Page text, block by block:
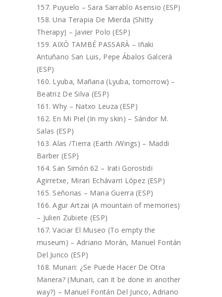
Puyuelo – Sara Sarrablo Asensio (ESP)
Una Terapia De Mierda (Shitty
Therapy) – Javier Polo (ESP)
AIXÒ TAMBÉ PASSARÀ – Iñaki
Antuñano San Luis, Pepe Ábalos Galcerá
(ESP)
Lyuba, Mañana (Lyuba, tomorrow) –
Beatriz De Silva (ESP)
Why – Natxo Leuza (ESP)
En Mi Piel (In my skin) – Sándor M.
Salas (ESP)
Alas /Tierra (Earth /Wings) – Maddi
Barber (ESP)
San Simón 62 – Irati Gorostidi
Agirretxe, Mirari Echávarri López (ESP)
Señorias – Maria Guerra (ESP)
Agur Artzai (A mountain of memories)
– Julien Zubiete (ESP)
Vaciar El Museo (To empty the
museum) – Adriano Morán, Manuel Fontán
Del Junco (ESP)
Munari: ¿Se Puede Hacer De Otra
Manera? (Munari, can it be done in another
way?) – Manuel Fontán Del Junco, Adriano